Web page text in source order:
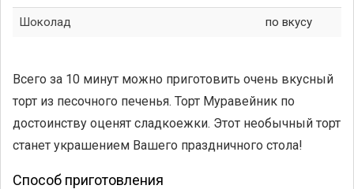
Шоколад по вкусу
Всего за 10 минут можно приготовить очень вкусный
торт из песочного печенья. Торт Муравейник по
достоинству оценят сладкоежки. Этот необычный торт
станет украшением Вашего праздничного стола!
Способ приготовления